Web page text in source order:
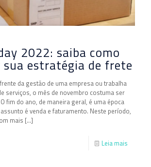
2022: saiba como
estratégia de frete
da gestão de uma empresa ou trabalha
serviços, o mês de novembro costuma ser
fim do ano, de maneira geral, é uma época
é venda e faturamento. Neste período,
mais […]
Leia mais